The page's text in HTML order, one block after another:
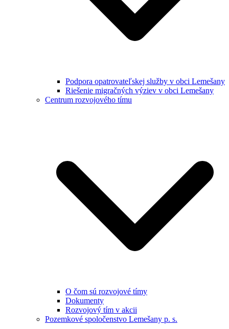
Podpora opatrovateľskej služby v obci Lemešany
Riešenie migračných výziev v obci Lemešany
Centrum rozvojového tímu
O čom sú rozvojové tímy
Dokumenty
Rozvojový tím v akcii
Pozemkové spoločenstvo Lemešany p. s.